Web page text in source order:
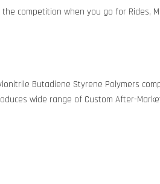
competition when you go for Rides,
Butadiene Styrene Polymers
wide range of Custom After-